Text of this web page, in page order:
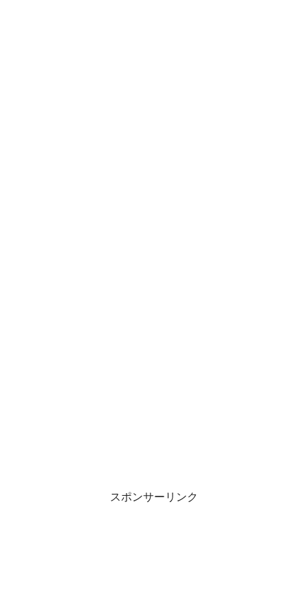
スポンサーリンク